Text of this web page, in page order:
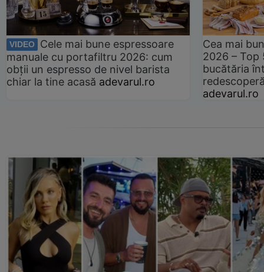
VIDEO
Cele mai bune espressoare
manuale cu portafiltru 2026: cum
obții un espresso de nivel barista
chiar la tine acasă adevarul.ro
Cea mai
2026 –
bucătăria
adevarul.ro